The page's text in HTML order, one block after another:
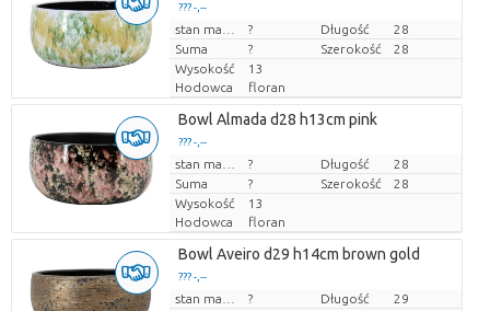
??? -,--
Cena za sztukę
? Długość
28
Suma
? Szerokość
28
Wysokość
13
Hodowca
floran
Bowl Almada d28 h13cm pink
??? -,--
Cena za sztukę
? Długość
28
Suma
? Szerokość
28
Wysokość
13
Hodowca
floran
Bowl Aveiro d29 h14cm brown gold
??? -,--
Cena za sztukę
? Długość
29